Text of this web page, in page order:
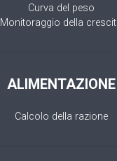
Curva del peso
Monitoraggio della
ALIMENTAZIONE
Calcolo della razione